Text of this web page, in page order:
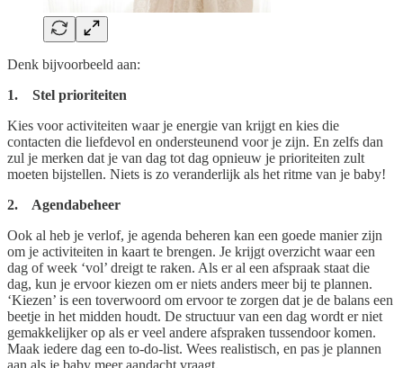
Denk bijvoorbeeld aan:
1. Stel prioriteiten
Kies voor activiteiten waar je energie van krijgt en kies die
contacten die liefdevol en ondersteunend voor je zijn. En zelfs dan
zul je merken dat je van dag tot dag opnieuw je prioriteiten zult
moeten bijstellen. Niets is zo veranderlijk als het ritme van je baby!
2. Agendabeheer
Ook al heb je verlof, je agenda beheren kan een goede manier zijn
om je activiteiten in kaart te brengen. Je krijgt overzicht waar een
dag of week ‘vol’ dreigt te raken. Als er al een afspraak staat die
dag, kun je ervoor kiezen om er niets anders meer bij te plannen.
‘Kiezen’ is een toverwoord om ervoor te zorgen dat je de balans een
beetje in het midden houdt. De structuur van een dag wordt er niet
gemakkelijker op als er veel andere afspraken tussendoor komen.
Maak iedere dag een to-do-list. Wees realistisch, en pas je plannen
aan als je baby meer aandacht vraagt.